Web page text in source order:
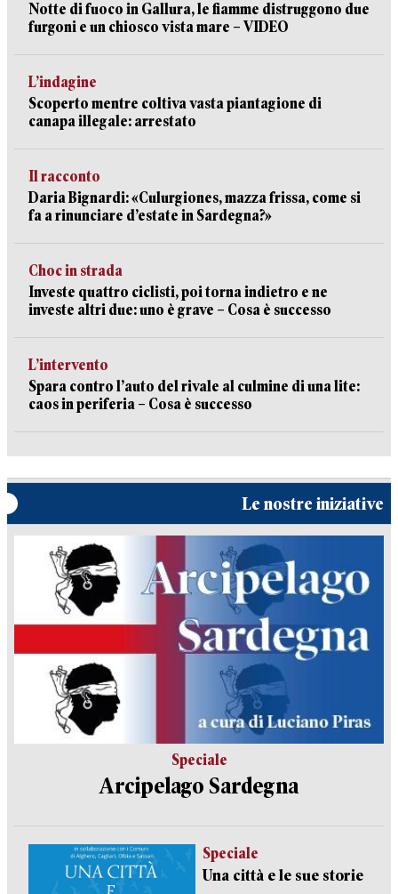
Notte di fuoco in Gallura, le fiamme distruggono due
furgoni e un chiosco vista mare – VIDEO
L’indagine
Scoperto mentre coltiva vasta piantagione di
canapa illegale: arrestato
Il racconto
Daria Bignardi: «Culurgiones, mazza frissa, come si
fa a rinunciare d’estate in Sardegna?»
Choc in strada
Investe quattro ciclisti, poi torna indietro e ne
investe altri due: uno è grave – Cosa è successo
L’intervento
Spara contro l’auto del rivale al culmine di una lite:
caos in periferia – Cosa è successo
Le nostre iniziative
Speciale
Arcipelago Sardegna
Speciale
Una città e le sue storie